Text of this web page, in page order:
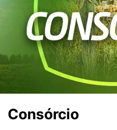
Consórcio